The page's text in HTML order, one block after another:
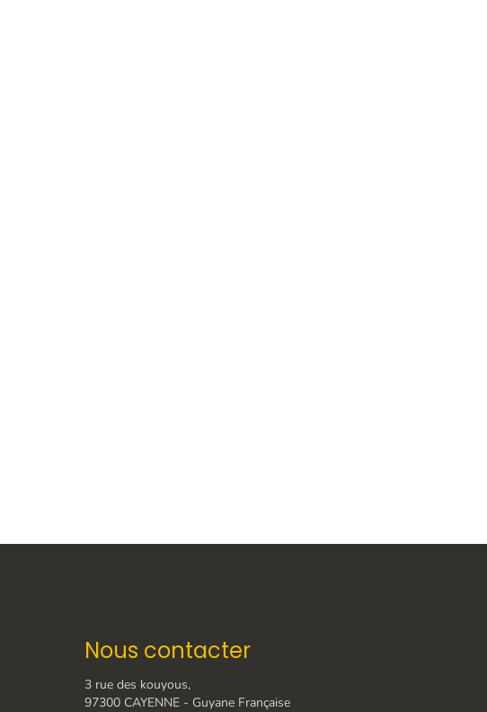
Nous contacter
3 rue des kouyous,
97300 CAYENNE - Guyane Française